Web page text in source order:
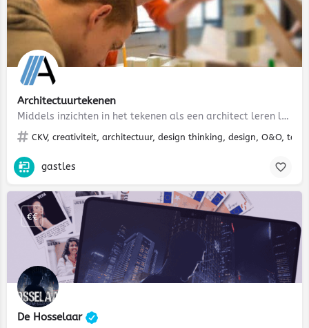
Architectuurtekenen
Middels inzichten in het tekenen als een architect leren leerlingen om van de gebouwde omgeving een vertaling…
CKV, creativiteit, architectuur, design thinking, design, O&O,
gastles
De Hosselaar
€€